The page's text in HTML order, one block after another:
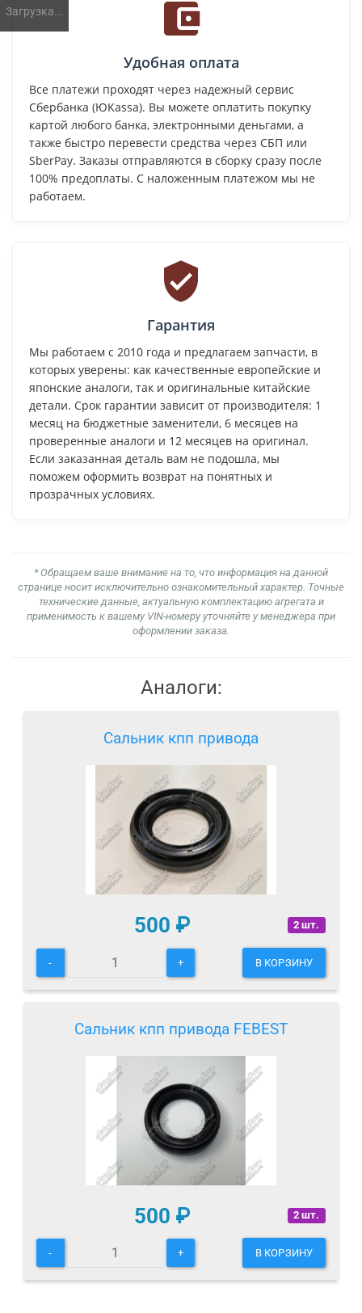
Загрузка...
Удобная оплата
Все платежи проходят через надежный сервис
Сбербанка (ЮKassa). Вы можете оплатить покупку
картой любого банка, электронными деньгами, а
также быстро перевести средства через СБП или
SberPay. Заказы отправляются в сборку сразу после
100% предоплаты. С наложенным платежом мы не
работаем.
Гарантия
Мы работаем с 2010 года и предлагаем запчасти, в
которых уверены: как качественные европейские и
японские аналоги, так и оригинальные китайские
детали. Срок гарантии зависит от производителя: 1
месяц на бюджетные заменители, 6 месяцев на
проверенные аналоги и 12 месяцев на оригинал.
Если заказанная деталь вам не подошла, мы
поможем оформить возврат на понятных и
прозрачных условиях.
* Обращаем ваше внимание на то, что информация на данной
странице носит исключительно ознакомительный характер. Точные
технические данные, актуальную комплектацию агрегата и
применимость к вашему VIN-номеру уточняйте у менеджера при
оформлении заказа.
Аналоги:
Сальник кпп привода
2 шт.
500 ₽
- + В КОРЗИНУ
Сальник кпп привода FEBEST
2 шт.
500 ₽
- + В КОРЗИНУ